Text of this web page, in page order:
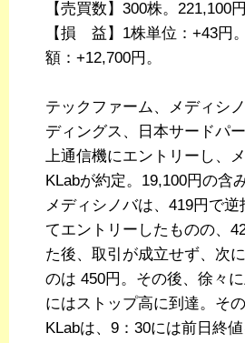
【売買数】300株。221,100円
【損 益】1株単位：+43円
額：+12,700円。
テックファーム、メディシ
ディングス、日本サードパ
上通信機にエントリーし、メ
KLabが約定。19,100円の含
メディシノバは、419円で逆
てエントリーしたものの、
た後、取引が成立せず、次
のは 450円。その後、徐々
にはストップ高に到達。そ
KLabは、9：30には前日終